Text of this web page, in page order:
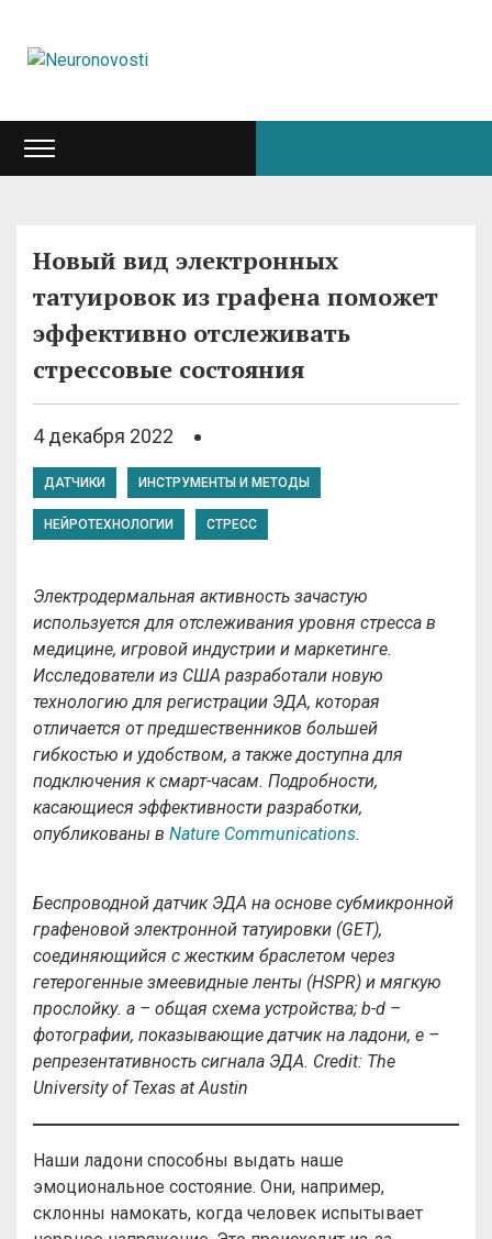
Новый вид электронных
татуировок из графена поможет
эффективно отслеживать
стрессовые состояния
4 декабря 2022
ДАТЧИКИ ИНСТРУМЕНТЫ И МЕТОДЫ
НЕЙРОТЕХНОЛОГИИ СТРЕСС
Электродермальная активность зачастую
используется для отслеживания уровня стресса в
медицине, игровой индустрии и маркетинге.
Исследователи из США разработали новую
технологию для регистрации ЭДА, которая
отличается от предшественников большей
гибкостью и удобством, а также доступна для
подключения к смарт-часам. Подробности,
касающиеся эффективности разработки,
опубликованы в Nature Communications.
Беспроводной датчик ЭДА на основе субмикронной
графеновой электронной татуировки (GET),
соединяющийся с жестким браслетом через
гетерогенные змеевидные ленты (HSPR) и мягкую
прослойку. а – общая схема устройства; b-d –
фотографии, показывающие датчик на ладони, е –
репрезентативность сигнала ЭДА. Credit: The
University of Texas at Austin
Наши ладони способны выдать наше
эмоциональное состояние. Они, например,
склонны намокать, когда человек испытывает